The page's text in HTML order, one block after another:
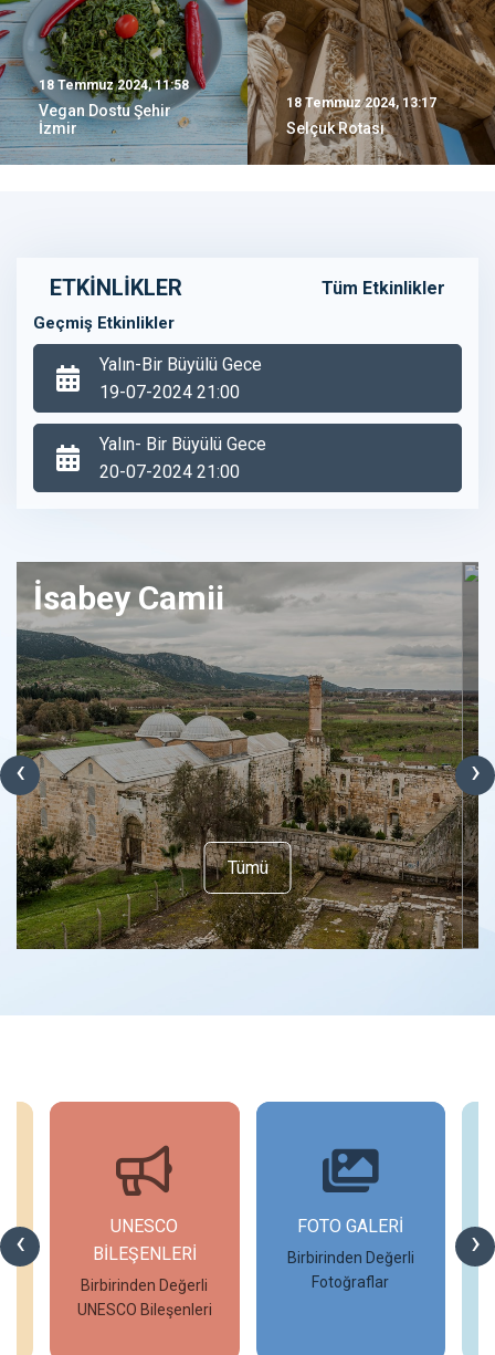
18 Temmuz 2024, 11:58
Vegan Dostu Şehir
İzmir
18 Temmuz 2024, 13:17
Selçuk Rotası
ETKİNLİKLER Tüm Etkinlikler
Geçmiş Etkinlikler
Yalın-Bir Büyülü Gece
19-07-2024 21:00
Yalın- Bir Büyülü Gece
20-07-2024 21:00
‹ ›
İsabey Camii
Tümü
‹ ›
UNESCO
BİLEŞENLERİ
Birbirinden Değerli
UNESCO Bileşenleri
İncele
FOTO GALERİ
Birbirinden Değerli
Fotoğraflar